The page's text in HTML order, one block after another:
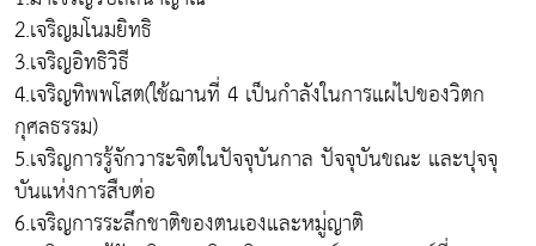
2.เจริญมโนมยิทธิ
3.เจริญอิทธิวิธี
4.เจริญทิพพโสต(ใช้ฌานที่ 4 เป็นกำลังในการแผ่ไปของวิตก
กุศลธรรม)
5.เจริญการรู้จักวาระจิตในปัจจุบันกาล ปัจจุบันขณะ และปุจจุ
บันแห่งการสืบต่อ
6.เจริญการระลึกชาติของตนเองและหมู่ญาติ